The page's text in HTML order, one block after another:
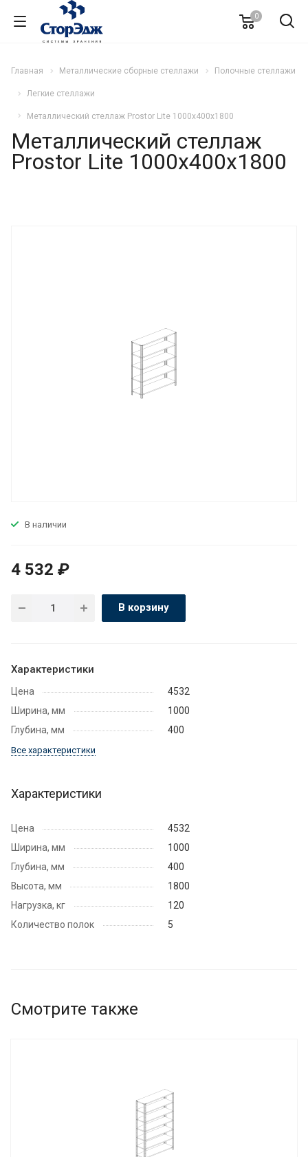
0
Главная Металлические сборные стеллажи Полочные стеллажи
Легкие стеллажи
Металлический стеллаж Prostor Lite 1000x400x1800
Металлический стеллаж
Prostor Lite 1000x400x1800
В наличии
4 532 ₽
В корзину
Характеристики
Цена
4532
Ширина, мм
1000
Глубина, мм
400
Все характеристики
Характеристики
Цена
4532
Ширина, мм
1000
Глубина, мм
400
Высота, мм
1800
Нагрузка, кг
120
Количество полок
5
Смотрите также